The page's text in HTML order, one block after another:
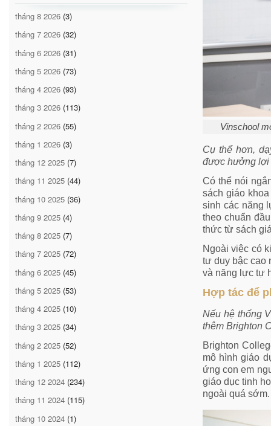
tháng 8 2026 (3)
tháng 7 2026 (32)
tháng 6 2026 (31)
tháng 5 2026 (73)
tháng 4 2026 (93)
tháng 3 2026 (113)
tháng 2 2026 (55)
tháng 1 2026 (3)
tháng 12 2025 (7)
tháng 11 2025 (44)
tháng 10 2025 (36)
tháng 9 2025 (4)
tháng 8 2025 (7)
tháng 7 2025 (72)
tháng 6 2025 (45)
tháng 5 2025 (53)
tháng 4 2025 (10)
tháng 3 2025 (34)
tháng 2 2025 (52)
tháng 1 2025 (112)
tháng 12 2024 (234)
tháng 11 2024 (115)
tháng 10 2024 (1)
Vinschool
Cụ thể hơn,
được hưởng lợi
Có thể nói
sách giáo
sinh các năng
theo chuẩn
thức từ sách
Ngoài việc có
tư duy bậc cao
và năng lực tự
Hợp tác để
Nếu hệ thống
thêm Brighton
Brighton
mô hình giáo
ứng con em
giáo dục tinh
ngoài quá sớm.